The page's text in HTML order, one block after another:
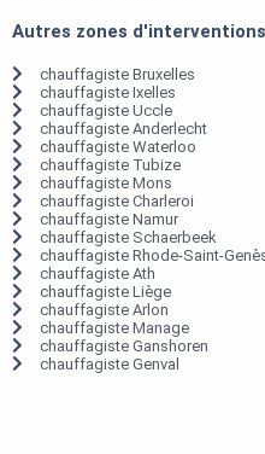
Autres zones
chauffagiste Bruxelles
chauffagiste Ixelles
chauffagiste Uccle
chauffagiste Anderlecht
chauffagiste Waterloo
chauffagiste Tubize
chauffagiste Mons
chauffagiste Charleroi
chauffagiste Namur
chauffagiste Schaerbeek
chauffagiste Rhode-Saint-
chauffagiste Ath
chauffagiste Liège
chauffagiste Arlon
chauffagiste Manage
chauffagiste Ganshoren
chauffagiste Genval